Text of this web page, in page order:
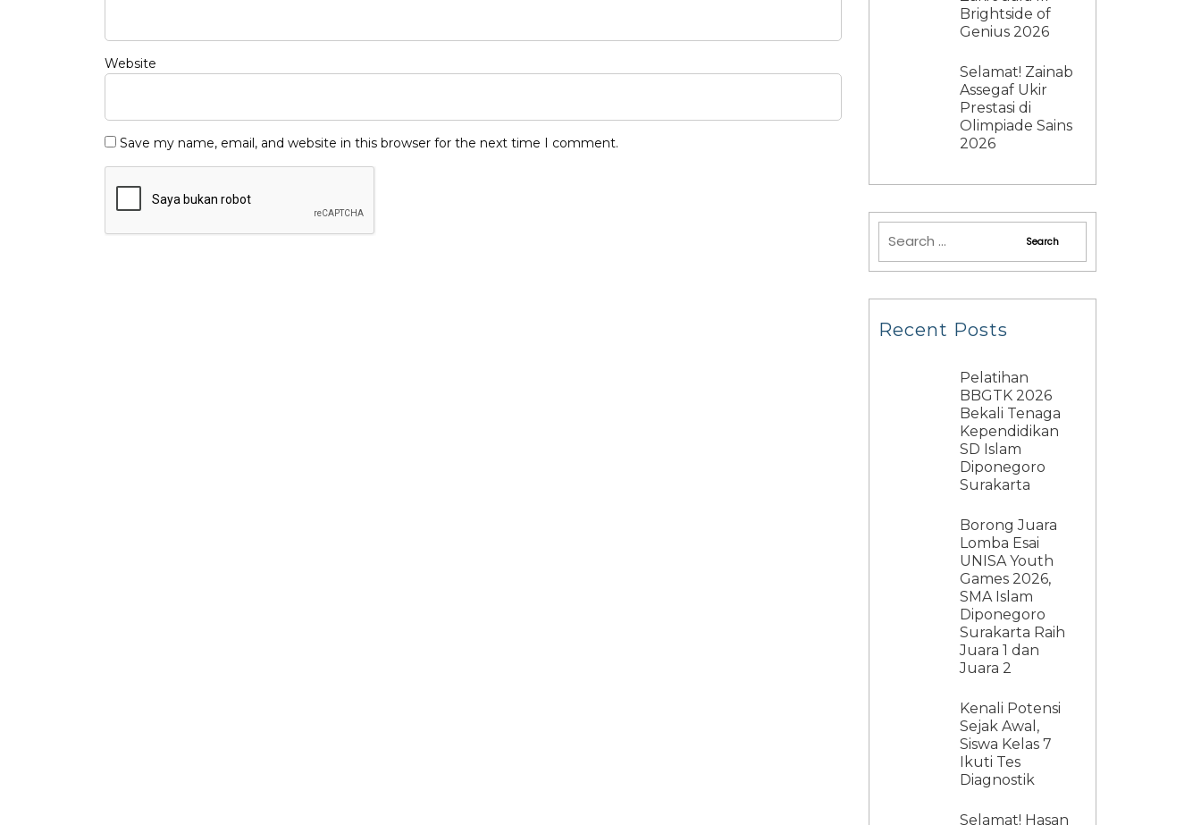
Website
Save my name, email, and website in this browser for the next time I comment.
Brightside of
Genius 2026
Selamat! Zainab
Assegaf Ukir
Prestasi di
Olimpiade Sains
2026
Recent Posts
Pelatihan
BBGTK 2026
Bekali Tenaga
Kependidikan
SD Islam
Diponegoro
Surakarta
Borong Juara
Lomba Esai
UNISA Youth
Games 2026,
SMA Islam
Diponegoro
Surakarta Raih
Juara 1 dan
Juara 2
Kenali Potensi
Sejak Awal,
Siswa Kelas 7
Ikuti Tes
Diagnostik
Selamat! Hasan